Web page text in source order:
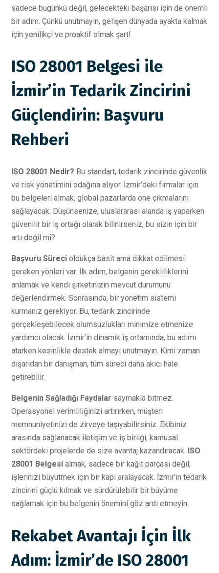
sadece bugünkü değil, gelecekteki başarısı için de önemli
bir adım. Çünkü unutmayın, gelişen dünyada ayakta kalmak
için yenilikçi ve proaktif olmak şart!
ISO 28001 Belgesi ile
İzmir’in Tedarik Zincirini
Güçlendirin: Başvuru
Rehberi
ISO 28001 Nedir? Bu standart, tedarik zincirinde güvenlik
ve risk yönetimini odağına alıyor. İzmir’deki firmalar için
bu belgeleri almak, global pazarlarda öne çıkmalarını
sağlayacak. Düşünsenize, uluslararası alanda iş yaparken
güvenilir bir iş ortağı olarak bilinirseniz, bu sizin için bir
artı değil mi?
Başvuru Süreci oldukça basit ama dikkat edilmesi
gereken yönleri var. İlk adım, belgenin gerekliliklerini
anlamak ve kendi şirketinizin mevcut durumunu
değerlendirmek. Sonrasında, bir yönetim sistemi
kurmanız gerekiyor. Bu, tedarik zincirinde
gerçekleşebilecek olumsuzlukları minimize etmenize
yardımcı olacak. İzmir’in dinamik iş ortamında, bu adımı
atarken kesinlikle destek almayı unutmayın. Kimi zaman
dışarıdan bir danışman, tüm süreci daha akıcı hale
getirebilir.
Belgenin Sağladığı Faydalar saymakla bitmez.
Operasyonel verimliliğinizi artırırken, müşteri
memnuniyetinizi de zirveye taşıyabilirsiniz. Ekibiniz
arasında sağlanacak iletişim ve iş birliği, kamusal
sektördeki projelerde de size avantaj kazandıracak. ISO
28001 Belgesi almak, sadece bir kağıt parçası değil;
işlerinizi büyütmek için bir kapı aralayacak. İzmir'in tedarik
zincirini güçlü kılmak ve sürdürülebilir bir büyüme
sağlamak için bu belgenin önemini göz ardı etmeyin.
Rekabet Avantajı İçin İlk
Adım: İzmir’de ISO 28001